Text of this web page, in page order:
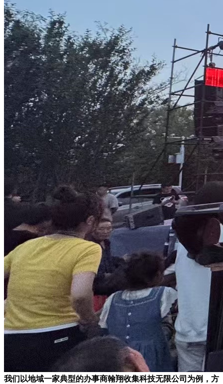
我们以地域一家典型的办事商翰翔收集科技无限公司为例，方